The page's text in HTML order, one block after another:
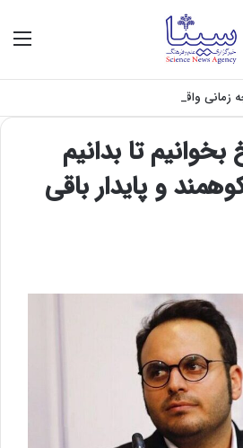
واقعی می‌شود؟
تا بدانیم
و پایدار باقی